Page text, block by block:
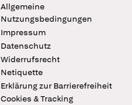
Allgemeine
Nutzungsbedingungen
Impressum
Datenschutz
Widerrufsrecht
Netiquette
Erklärung zur Barrierefreiheit
Cookies & Tracking